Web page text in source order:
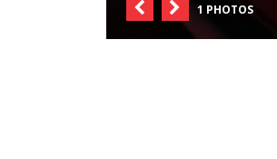
1 PHOTOS